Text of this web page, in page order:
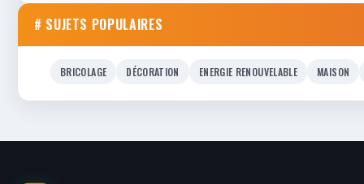
# SUJETS POPULAIRES
BRICOLAGE DÉCORATION ENERGIE RENOUVELABLE MAISON